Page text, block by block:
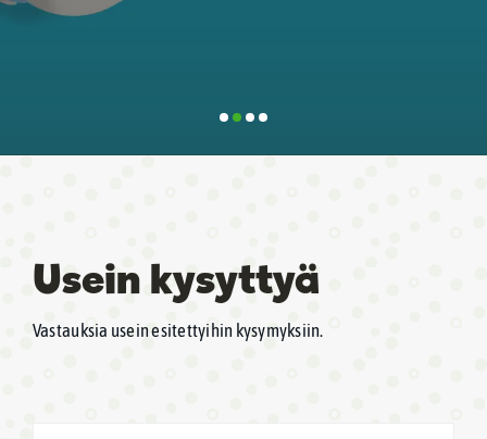
Usein kysyttyä
Vastauksia usein esitettyihin kysymyksiin.